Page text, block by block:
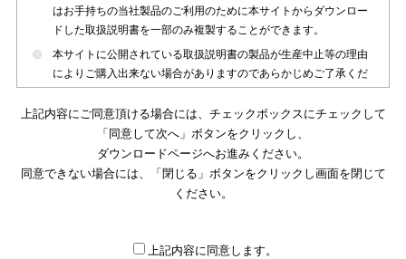
はお手持ちの当社製品のご利用のために本サイトからダウンロー
ドした取扱説明書を一部のみ複製することができます。
本サイトに公開されている取扱説明書の製品が生産中止等の理由
によりご購入出来ない場合がありますのであらかじめご了承くだ
本サイトに公開されている取扱説明書は、製品が発売された時点
のものを掲載しております。従いまして本サイトに掲載されてい
る取扱説明書の記載内容とお客さまがお持ちの製品の仕様がその
後のマイナーチェンジ等で変更になる場合がございます。本サイ
トに公開されている取扱説明書の内容とお手持ちの製品の仕様に
上記内容にご同意頂ける場合には、チェックボックスにチェックして
「同意して次へ」ボタンをクリックし、
ダウンロードページへお進みください。
同意できない場合には、「閉じる」ボタンをクリックし画面を閉じて
ください。
上記内容に同意します。